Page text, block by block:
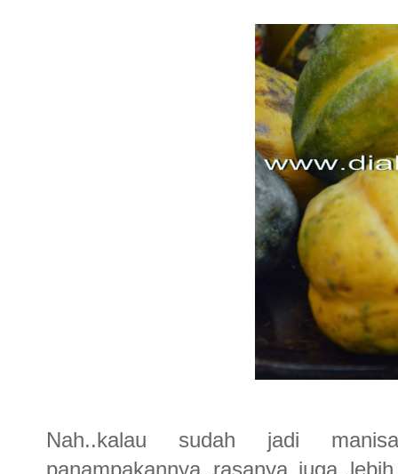
Nah..kalau sudah jadi
panampakannya..rasanya